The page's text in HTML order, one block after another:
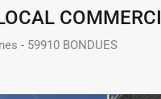
- 59910 BONDUES